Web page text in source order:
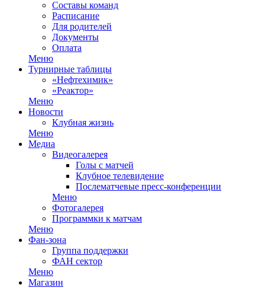
Составы команд
Расписание
Для родителей
Документы
Оплата
Меню
Турнирные таблицы
«Нефтехимик»
«Реактор»
Меню
Новости
Клубная жизнь
Меню
Медиа
Видеогалерея
Голы с матчей
Клубное телевидение
Послематчевые пресс-конференции
Меню
Фотогалерея
Программки к матчам
Меню
Фан-зона
Группа поддержки
ФАН сектор
Меню
Магазин